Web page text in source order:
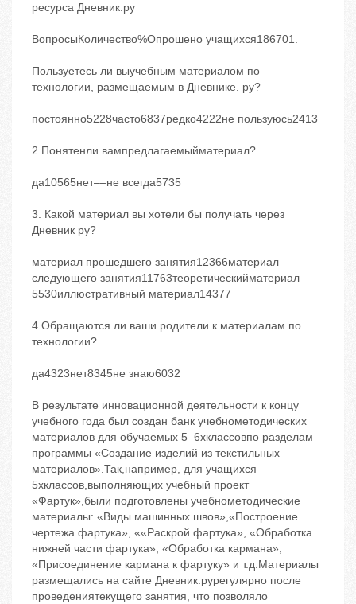
ресурса Дневник.ру
ВопросыКоличество%Опрошено учащихся186701.
Пользуетесь ли выучебным материалом по
технологии, размещаемым в Дневнике. ру?
постоянно5228часто6837редко4222не пользуюсь2413
2.Понятенли вампредлагаемыйматериал?
да10565нет––не всегда5735
3. Какой материал вы хотели бы получать через
Дневник ру?
материал прошедшего занятия12366материал
следующего занятия11763теоретическийматериал
5530иллюстративный материал14377
4.Обращаются ли ваши родители к материалам по
технологии?
да4323нет8345не знаю6032
В результате инновационной деятельности к концу
учебного года был создан банк учебнометодических
материалов для обучаемых 5–6хклассовпо разделам
программы «Создание изделий из текстильных
материалов».Так,например, для учащихся
5хклассов,выполняющих учебный проект
«Фартук»,были подготовлены учебнометодические
материалы: «Виды машинных швов»,«Построение
чертежа фартука», ««Раскрой фартука», «Обработка
нижней части фартука», «Обработка кармана»,
«Присоединение кармана к фартуку» и т.д.Материалы
размещались на сайте Дневник.рурегулярно после
проведениятекущего занятия, что позволяло